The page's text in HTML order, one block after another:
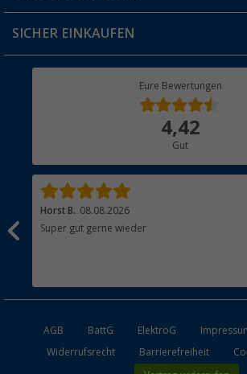
Jobs & Karriere
Rücksendung
SICHER EINKAUFEN
Eure Bewertungen
4,42
Gut
Horst B. 08.08.2026
Super gut gerne wieder
AGB BattG ElektroG
Widerrufsrecht
Barrierefreiheit